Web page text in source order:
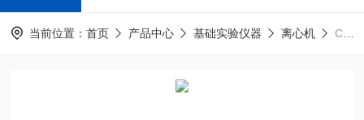
当前位置： 首页 产品中心 基础实验仪器 离心机 Centrifuge Z 446 K通用型离心机